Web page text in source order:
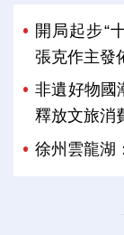
開局起步“
張克作主發
非遺好物國
釋放文旅消
徐州雲龍湖